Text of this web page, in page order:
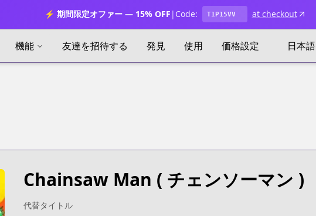
⚡ 期間限定オファー — 15% OFF | Code: T1P15VV at checkout
機能 友達を招待する 発見 使用 価格設定 日本語
Chainsaw Man ( チェンソーマン )
代替タイトル